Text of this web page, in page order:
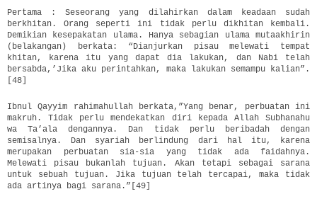
Pertama : Seseorang yang dilahirkan dalam keadaan sudah
berkhitan. Orang seperti ini tidak perlu dikhitan kembali.
Demikian kesepakatan ulama. Hanya sebagian ulama mutaakhirin
(belakangan) berkata: “Dianjurkan pisau melewati tempat
khitan, karena itu yang dapat dia lakukan, dan Nabi telah
bersabda,’Jika aku perintahkan, maka lakukan semampu kalian”.
[48]
Ibnul Qayyim rahimahullah berkata,”Yang benar, perbuatan ini
makruh. Tidak perlu mendekatkan diri kepada Allah Subhanahu
wa Ta’ala dengannya. Dan tidak perlu beribadah dengan
semisalnya. Dan syariah berlindung dari hal itu, karena
merupakan perbuatan sia-sia yang tidak ada faidahnya.
Melewati pisau bukanlah tujuan. Akan tetapi sebagai sarana
untuk sebuah tujuan. Jika tujuan telah tercapai, maka tidak
ada artinya bagi sarana.”[49]